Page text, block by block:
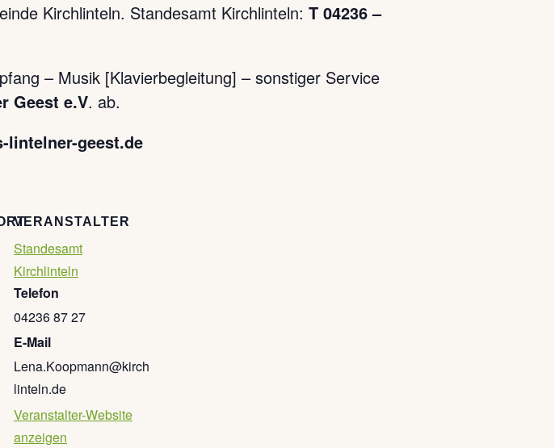
Kirchlinteln. Standesamt Kirchlinteln: T 04236 –
– Musik [Klavierbegleitung] – sonstiger Service
Geest e.V. ab.
lintelner-geest.de
VERANSTALTER
Standesamt
Kirchlinteln
Telefon
04236 87 27
E-Mail
Lena.Koopmann@kirch
linteln.de
Veranstalter-Website
anzeigen